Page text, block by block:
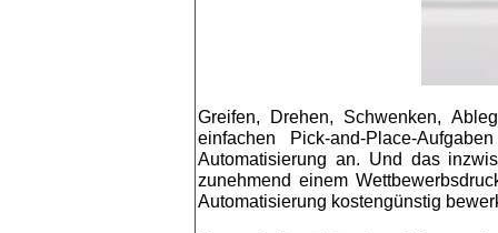
Greifen, Drehen, Schwenken,
einfachen Pick-and-Place-
Automatisierung an. Und das
zunehmend einem
Automatisierung kostengünstig